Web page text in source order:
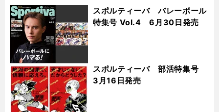
スポルティーバ バレーボール
特集号 Vol.4 6月30日発売
スポルティーバ 部活特集号
3月16日発売